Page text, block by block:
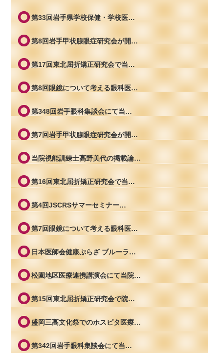
第33回岩手県学校保健・学校医…
第8回岩手甲状腺眼症研究会が開…
第17回東北屈折矯正研究会で当…
第8回眼鏡について考える眼科医…
第348回岩手眼科集談会にて当…
第7回岩手甲状腺眼症研究会が開…
当院視能訓練士髙野美代の掲載論…
第16回東北屈折矯正研究会で当…
第4回JSCRSサマーセミナー…
第7回眼鏡について考える眼科医…
日本医師会健康ぷらざ ブルーラ…
松園地区医療連携講演会にて当院…
第15回東北屈折矯正研究会で院…
盛岡三高文化祭でのホスピタ医療…
第342回岩手眼科集談会にて当…